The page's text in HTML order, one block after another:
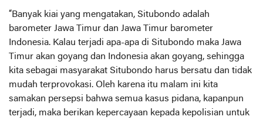
“Banyak kiai yang mengatakan, Situbondo adalah
barometer Jawa Timur dan Jawa Timur barometer
Indonesia. Kalau terjadi apa-apa di Situbondo maka Jawa
Timur akan goyang dan Indonesia akan goyang, sehingga
kita sebagai masyarakat Situbondo harus bersatu dan tidak
mudah terprovokasi. Oleh karena itu malam ini kita
samakan persepsi bahwa semua kasus pidana, kapanpun
terjadi, maka berikan kepercayaan kepada kepolisian untuk